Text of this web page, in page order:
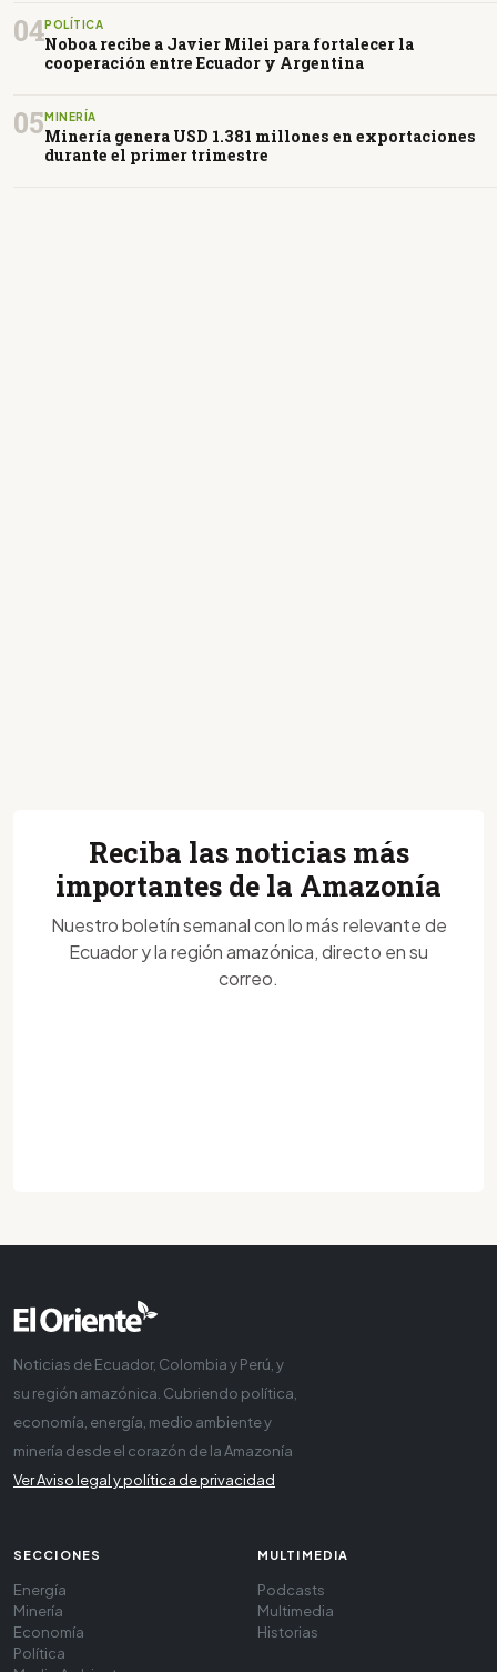
04POLÍTICA
Noboa recibe a Javier Milei para fortalecer la
cooperación entre Ecuador y Argentina
05MINERÍA
Minería genera USD 1.381 millones en exportaciones
durante el primer trimestre
Reciba las noticias más
importantes de la Amazonía
Nuestro boletín semanal con lo más relevante de
Ecuador y la región amazónica, directo en su
correo.
Noticias de Ecuador, Colombia y Perú, y
su región amazónica. Cubriendo política,
economía, energía, medio ambiente y
minería desde el corazón de la Amazonía
Ver Aviso legal y política de privacidad
SECCIONES
Energía
Minería
Economía
Política
MULTIMEDIA
Podcasts
Multimedia
Historias